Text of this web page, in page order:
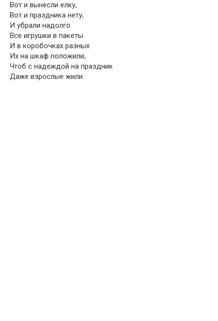
Вот и вынесли елку,
Вот и праздника нету,
И убрали надолго
Все игрушки в пакеты
И в коробочках разных
Их на шкаф положили,
Чтоб с надеждой на праздник
Даже взрослые жили.